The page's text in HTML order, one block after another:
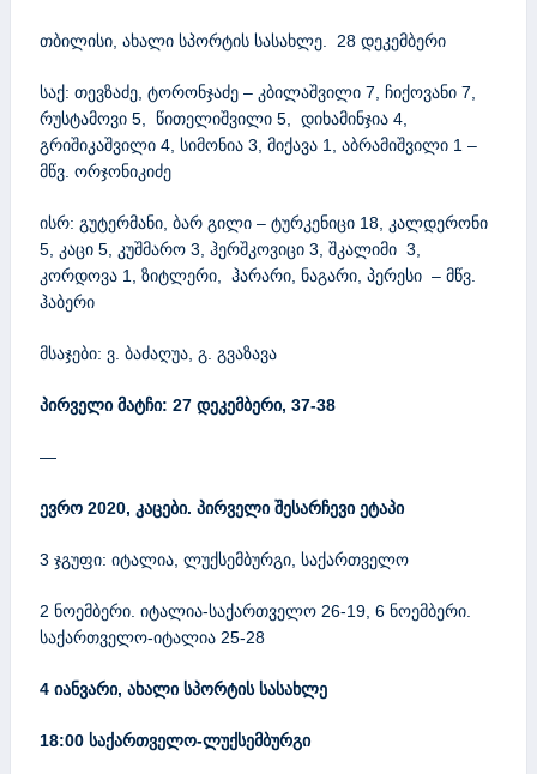
თბილისი, ახალი სპორტის სასახლე. 28 დეკემბერი
საქ: თევზაძე, ტორონჯაძე – კბილაშვილი 7, ჩიქოვანი 7,
რუსტამოვი 5, წითელიშვილი 5, დიხამინჯია 4,
გრიშიკაშვილი 4, სიმონია 3, მიქავა 1, აბრამიშვილი 1 –
მწვ. ორჯონიკიძე
ისრ: გუტერმანი, ბარ გილი – ტურკენიცი 18, კალდერონი
5, კაცი 5, კუშმარო 3, ჰერშკოვიცი 3, შკალიმი 3,
კორდოვა 1, ზიტლერი, ჰარარი, ნაგარი, პერესი – მწვ.
ჰაბერი
მსაჯები: ვ. ბაძაღუა, გ. გვაზავა
პირველი მატჩი: 27 დეკემბერი, 37-38
—
ევრო 2020, კაცები. პირველი შესარჩევი ეტაპი
3 ჯგუფი: იტალია, ლუქსემბურგი, საქართველო
2 ნოემბერი. იტალია-საქართველო 26-19, 6 ნოემბერი.
საქართველო-იტალია 25-28
4 იანვარი, ახალი სპორტის სასახლე
18:00 საქართველო-ლუქსემბურგი